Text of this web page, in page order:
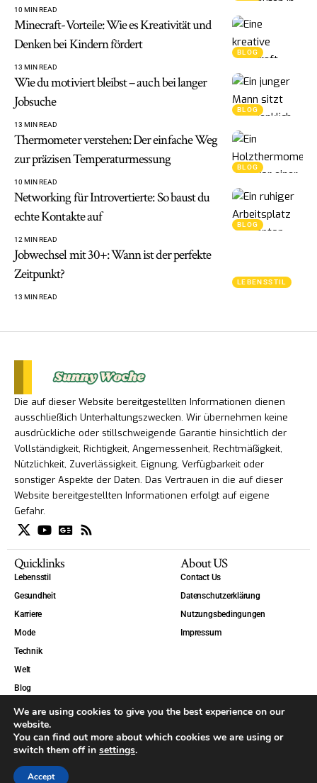
10 MIN READ
BLOG
Minecraft-Vorteile: Wie es Kreativität und
Denken bei Kindern fördert
13 MIN READ
BLOG
Wie du motiviert bleibst – auch bei langer
Jobsuche
13 MIN READ
BLOG
Thermometer verstehen: Der einfache Weg
zur präzisen Temperaturmessung
10 MIN READ
BLOG
Networking für Introvertierte: So baust du
echte Kontakte auf
12 MIN READ
LEBENSSTIL
Jobwechsel mit 30+: Wann ist der perfekte
Zeitpunkt?
13 MIN READ
Die auf dieser Website bereitgestellten Informationen dienen
ausschließlich Unterhaltungszwecken. Wir übernehmen keine
ausdrückliche oder stillschweigende Garantie hinsichtlich der
Vollständigkeit, Richtigkeit, Angemessenheit, Rechtmäßigkeit,
Nützlichkeit, Zuverlässigkeit, Eignung, Verfügbarkeit oder
sonstiger Aspekte der Daten. Das Vertrauen in die auf dieser
Website bereitgestellten Informationen erfolgt auf eigene
Gefahr.
Quicklinks
Lebensstil
Gesundheit
Karriere
Mode
Technik
Welt
Blog
About US
Contact Us
Datenschutzerklärung
Nutzungsbedingungen
Impressum
We are using cookies to give you the best experience on our
website.
You can find out more about which cookies we are using or
switch them off in settings.
Accept